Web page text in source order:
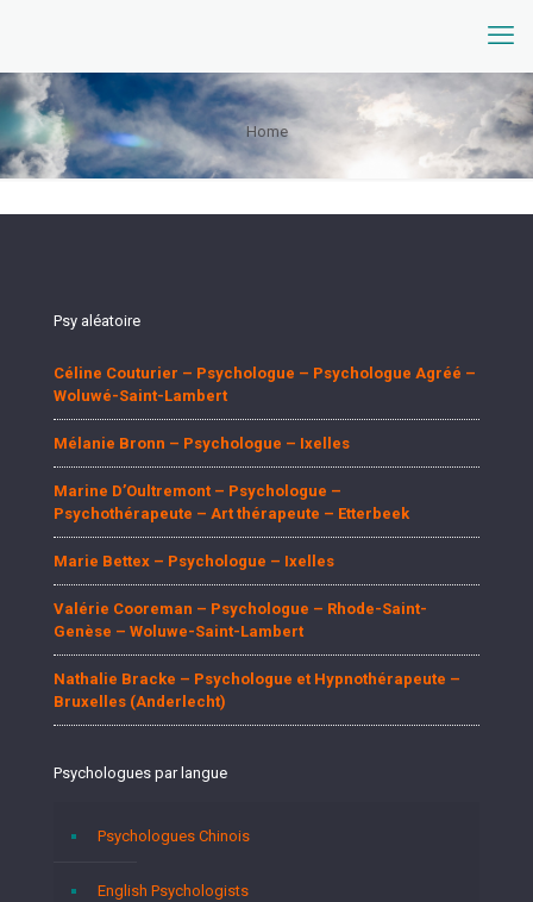
Home
Psy aléatoire
Céline Couturier – Psychologue – Psychologue Agréé –
Woluwé-Saint-Lambert
Mélanie Bronn – Psychologue – Ixelles
Marine D’Oultremont – Psychologue –
Psychothérapeute – Art thérapeute – Etterbeek
Marie Bettex – Psychologue – Ixelles
Valérie Cooreman – Psychologue – Rhode-Saint-
Genèse – Woluwe-Saint-Lambert
Nathalie Bracke – Psychologue et Hypnothérapeute –
Bruxelles (Anderlecht)
Psychologues par langue
Psychologues Chinois
English Psychologists